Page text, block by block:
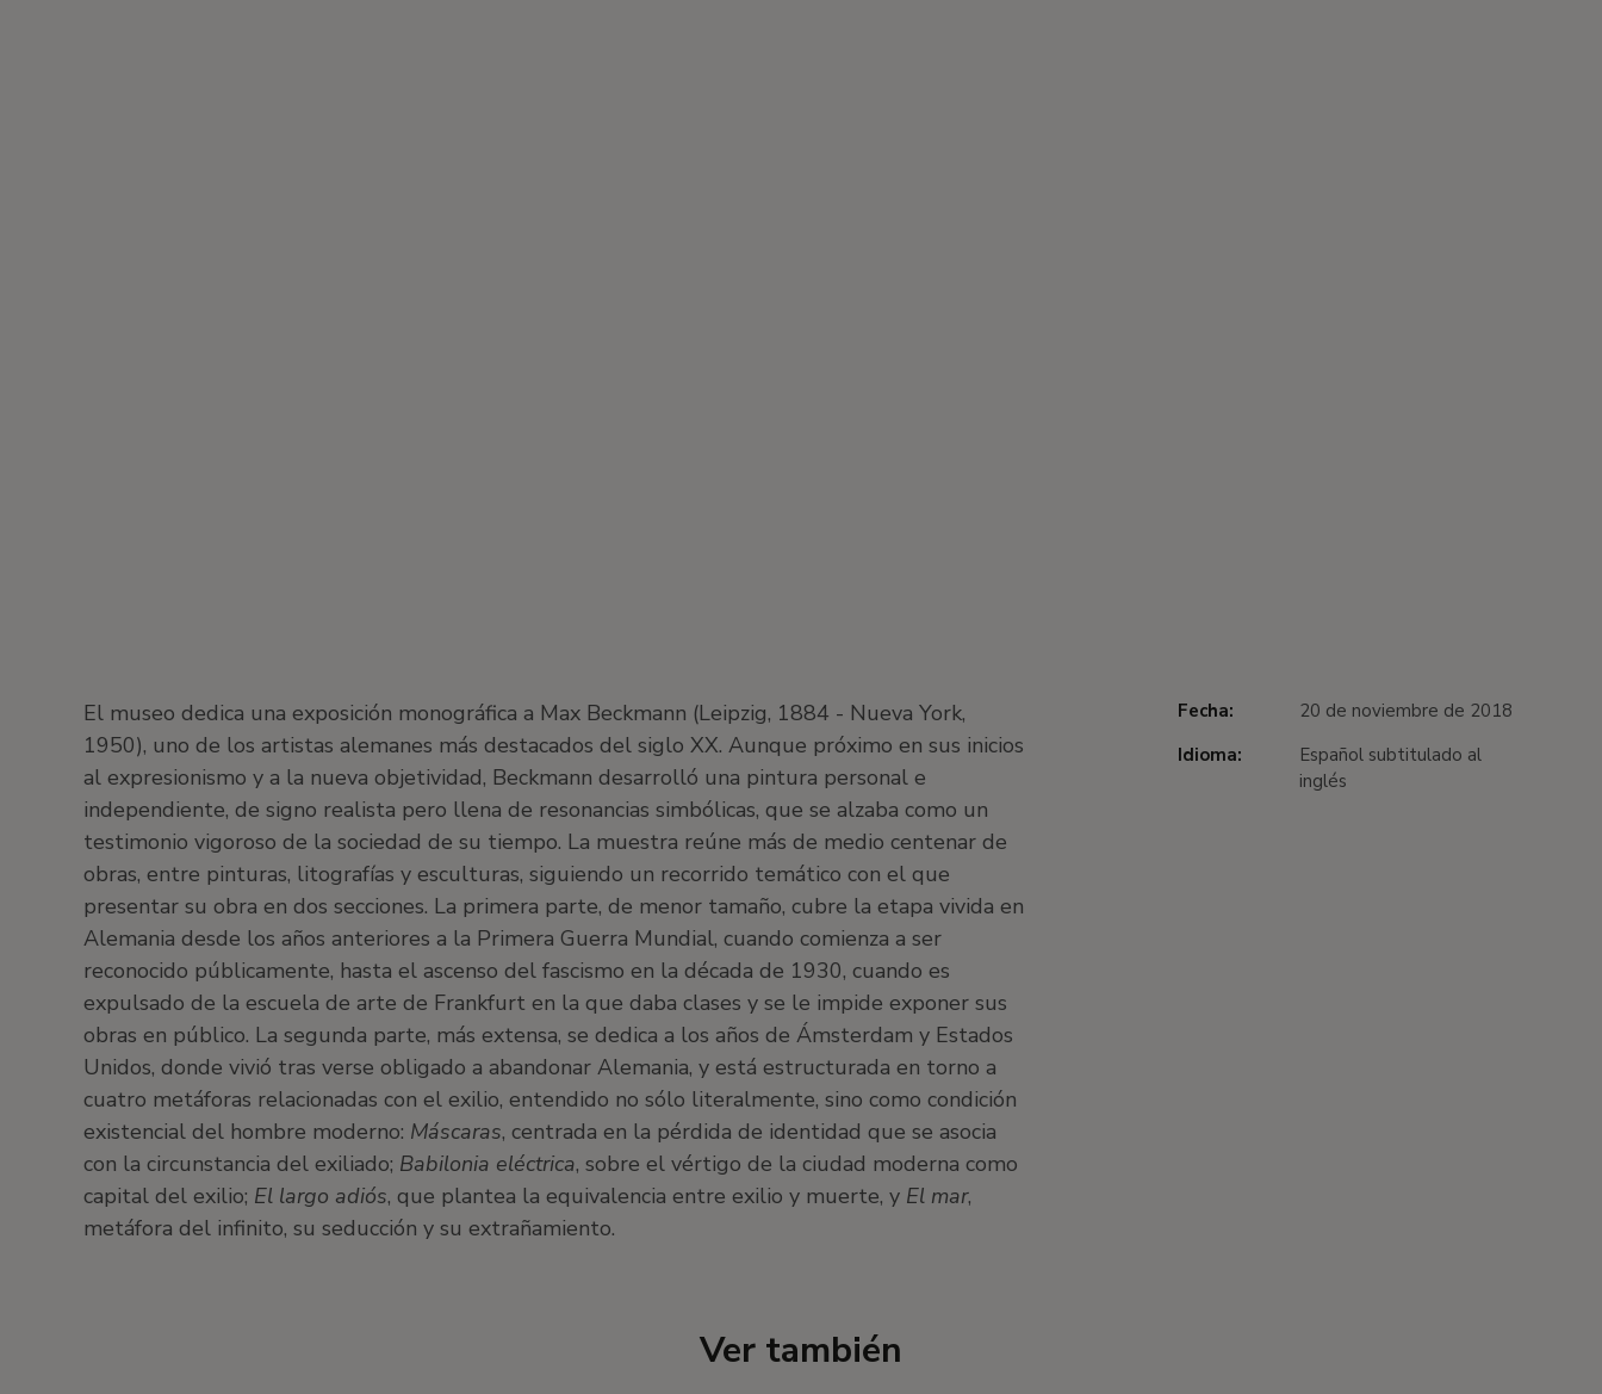
Fecha:
20 de noviembre de 2018
Idioma:
Español subtitulado al
inglés
El museo dedica una exposición monográfica a Max Beckmann (Leipzig, 1884 - Nueva York,
1950), uno de los artistas alemanes más destacados del siglo XX. Aunque próximo en sus inicios
al expresionismo y a la nueva objetividad, Beckmann desarrolló una pintura personal e
independiente, de signo realista pero llena de resonancias simbólicas, que se alzaba como un
testimonio vigoroso de la sociedad de su tiempo. La muestra reúne más de medio centenar de
obras, entre pinturas, litografías y esculturas, siguiendo un recorrido temático con el que
presentar su obra en dos secciones. La primera parte, de menor tamaño, cubre la etapa vivida en
Alemania desde los años anteriores a la Primera Guerra Mundial, cuando comienza a ser
reconocido públicamente, hasta el ascenso del fascismo en la década de 1930, cuando es
expulsado de la escuela de arte de Frankfurt en la que daba clases y se le impide exponer sus
obras en público. La segunda parte, más extensa, se dedica a los años de Ámsterdam y Estados
Unidos, donde vivió tras verse obligado a abandonar Alemania, y está estructurada en torno a
cuatro metáforas relacionadas con el exilio, entendido no sólo literalmente, sino como condición
existencial del hombre moderno: Máscaras, centrada en la pérdida de identidad que se asocia
con la circunstancia del exiliado; Babilonia eléctrica, sobre el vértigo de la ciudad moderna como
capital del exilio; El largo adiós, que plantea la equivalencia entre exilio y muerte, y El mar,
metáfora del infinito, su seducción y su extrañamiento.
Ver también